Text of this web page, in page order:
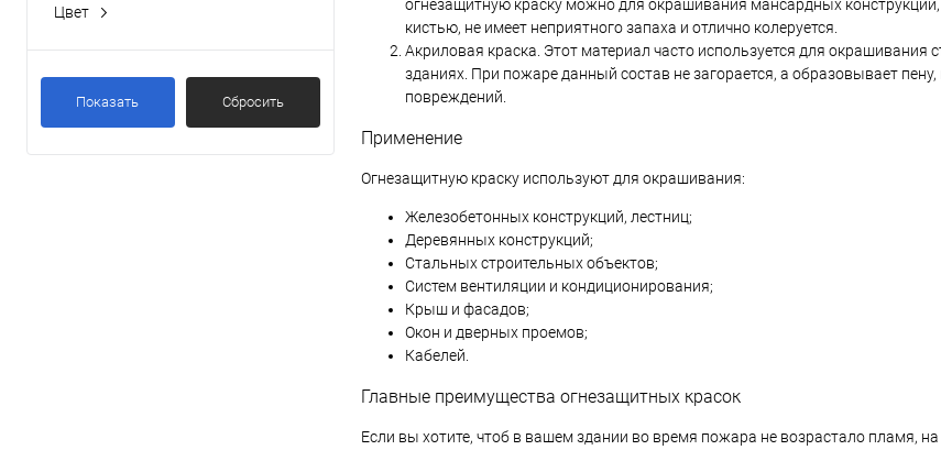
Цвет
Белый(5)
Показать Сбросить
огнезащитную краску можно для окрашивания мансардных конструкций,
кистью, не имеет неприятного запаха и отлично колеруется.
Акриловая краска. Этот материал часто используется для
зданиях. При пожаре данный состав не загорается, а образовывает
повреждений.
Применение
Огнезащитную краску используют для окрашивания:
Железобетонных конструкций, лестниц;
Деревянных конструкций;
Стальных строительных объектов;
Систем вентиляции и кондиционирования;
Крыш и фасадов;
Окон и дверных проемов;
Кабелей.
Главные преимущества огнезащитных красок
Если вы хотите, чтоб в вашем здании во время пожара не возрастало пламя,